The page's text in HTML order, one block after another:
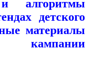
и алгоритмы
детского
материалы
кампании